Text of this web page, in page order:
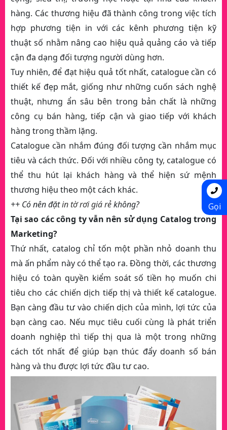
hàng. Các thương hiệu đã thành công trong việc tích
hợp phương tiện in với các kênh phương tiện kỹ
thuật số nhằm nâng cao hiệu quả quảng cáo và tiếp
cận đa dạng đối tượng người dùng hơn.
Tuy nhiên, để đạt hiệu quả tốt nhất, catalogue cần có
thiết kế đẹp mắt, giống như những cuốn sách nghệ
thuật, nhưng ẩn sâu bên trong bản chất là những
công cụ bán hàng, tiếp cận và giao tiếp với khách
hàng trong thầm lặng.
Catalogue cần nhắm đúng đối tượng cần nhắm mục
tiêu và cách thức. Đối với nhiều công ty, catalogue có
thể thu hút lại khách hàng và thể hiện sứ mệnh
thương hiệu theo một cách khác.
++ Có nên đặtin tờ rơi giá rẻkhông?
Tại sao các công ty vẫn nên sử dụng Catalog trong
Marketing?
Thứ nhất, catalog chỉ tốn một phần nhỏ doanh thu
mà ấn phẩm này có thể tạo ra. Đồng thời, các thương
hiệu có toàn quyền kiểm soát số tiền họ muốn chi
tiêu cho các chiến dịch tiếp thị và thiết kế catalogue.
Bạn càng đầu tư vào chiến dịch của mình, lợi tức của
bạn càng cao. Nếu mục tiêu cuối cùng là phát triển
doanh nghiệp thì tiếp thị qua là một trong những
cách tốt nhất để giúp bạn thúc đẩy doanh số bán
hàng và thu được lợi tức đầu tư cao.
Gọi